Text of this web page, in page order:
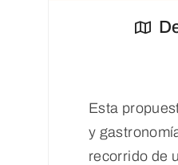
Esta
y
recorrido de